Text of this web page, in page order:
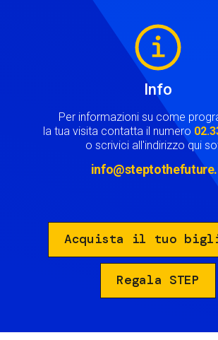
Info
Per informazioni su come
la tua visita contatta il numero
o scrivici all'indirizzo qui
Acquista il tuo
Regala STEP